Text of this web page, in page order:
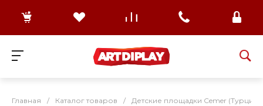
Главная / Каталог товаров / Детские площадки Cemer (Турция)